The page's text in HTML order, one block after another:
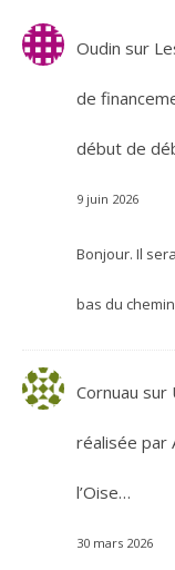
Oudin sur
de
début de
9 juin 2026
Bonjour. Il
bas du
Cornuau sur
réalisée par
l’Oise…
30 mars 2026